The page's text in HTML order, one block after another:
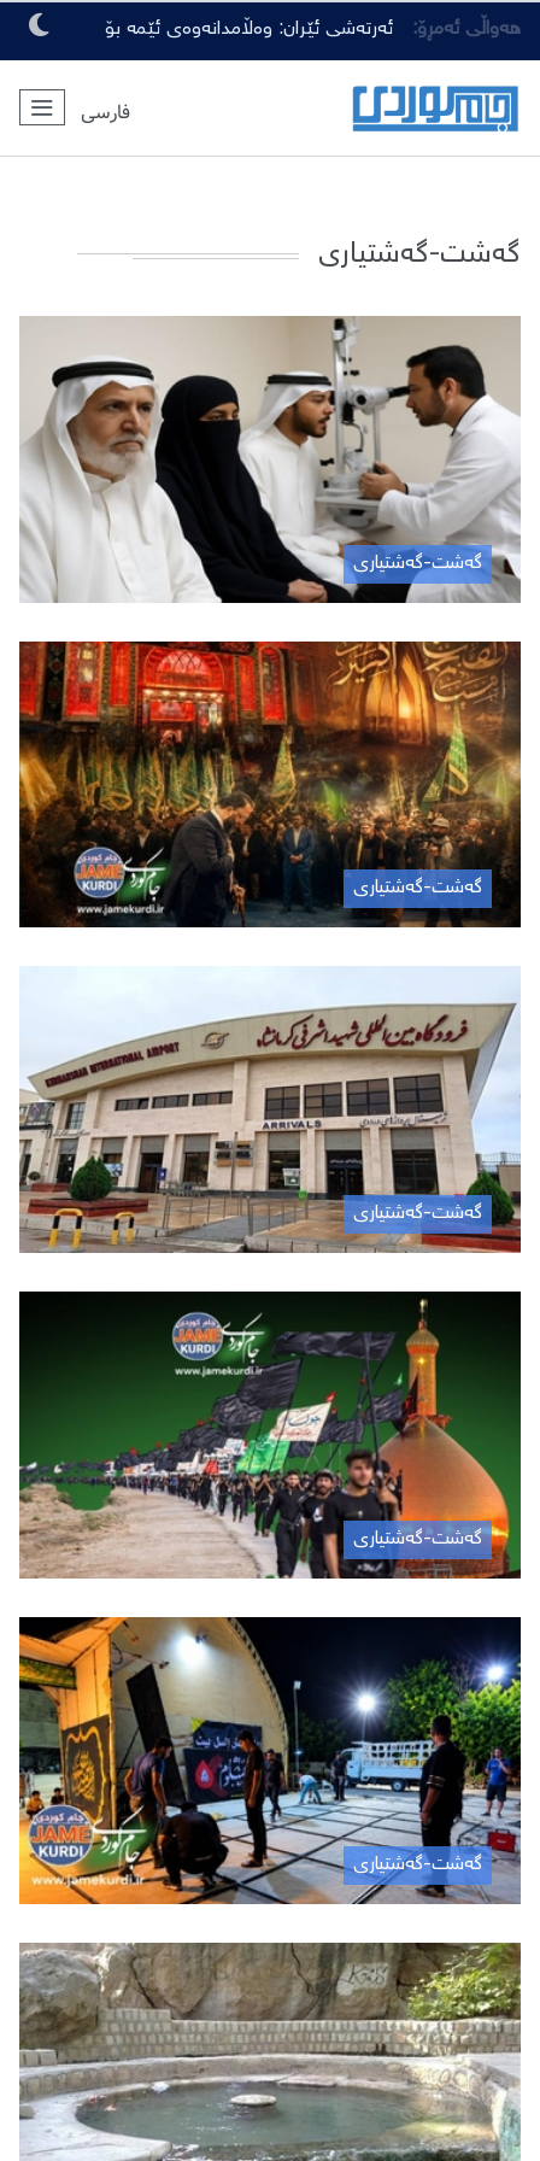
هەواڵی ئەمڕۆ: ئەرتەشی ئێران: وەڵامدانەوەی ئێمە بۆ
هەرچەشنە دەستدرێژیەکی دوژمنان، توندتر
و کەمەرشکێنتر دەبێت
فارسی
گەشت-گەشتیاری
گەشت-گەشتیاری
گەشت-گەشتیاری
گەشت-گەشتیاری
گەشت-گەشتیاری
گەشت-گەشتیاری